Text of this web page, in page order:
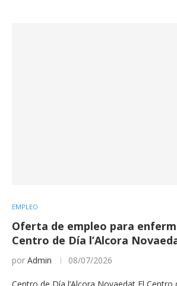
EMPLEO
Oferta de empleo para
Centro de Día l’Alcora
por Admin 08/07/2026